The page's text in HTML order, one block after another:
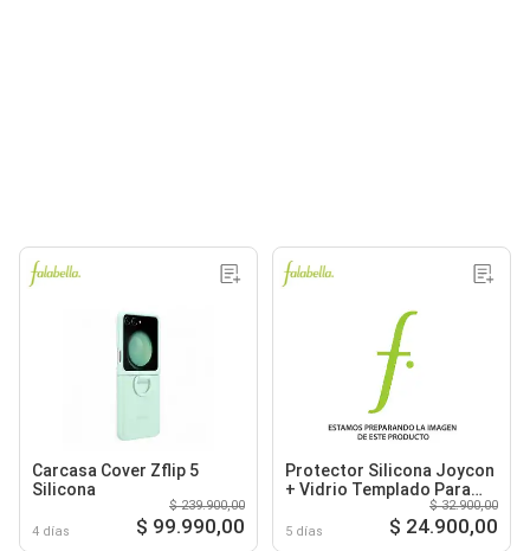
Carcasa Cover Zflip 5
Silicona
4 días
$ 239.900,00
$ 99.990,00
Protector Silicona Joycon
+ Vidrio Templado Para
5 días
$ 32.900,00
$ 24.900,00